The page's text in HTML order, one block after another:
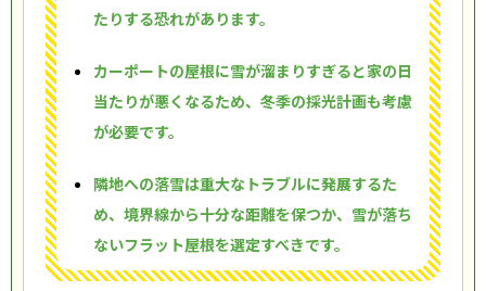
たりする恐れがあります。
カーポートの屋根に雪が溜まりすぎると家の日
当たりが悪くなるため、冬季の採光計画も考慮
が必要です。
隣地への落雪は重大なトラブルに発展するた
め、境界線から十分な距離を保つか、雪が落ち
ないフラット屋根を選定すべきです。